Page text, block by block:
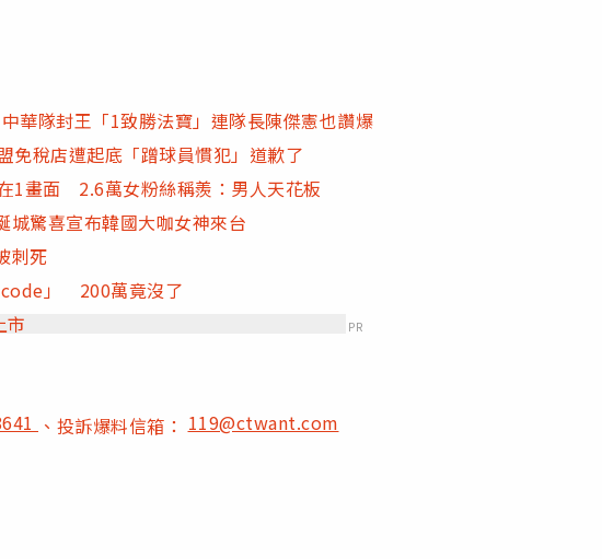
華隊封王「1致勝法寶」連隊長陳傑憲也讚爆
稅店遭起底「蹭球員慣犯」道歉了
1畫面 2.6萬女粉絲稱羨：男人天花板
驚喜宣布韓國大咖女神來台
刺死
」 200萬竟沒了
市
PR
、投訴爆料信箱：119@ctwant.com